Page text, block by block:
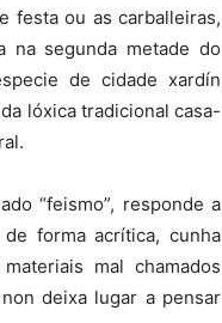
festa ou as carballeiras,
na segunda metade do
de cidade xardín
lóxica tradicional casa-
“feismo”, responde a
forma acrítica, cunha
mal chamados
deixa lugar a pensar